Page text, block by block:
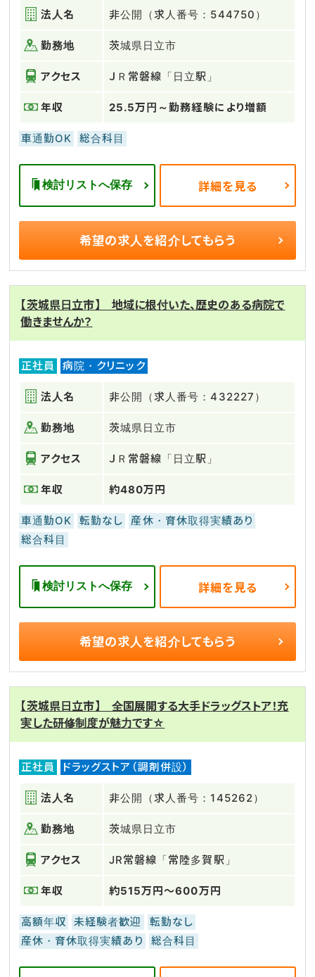
法人名 非公開（求人番号：544750）
勤務地 茨城県日立市
アクセス ＪＲ常磐線「日立駅」
年収 25.5万円～勤務経験により増額
車通勤OK 総合科目
検討リストへ保存 詳細を見る
希望の求人を紹介してもらう
【茨城県日立市】 地域に根付いた、歴史のある病院で
働きませんか？
正社員 病院・クリニック
法人名 非公開（求人番号：432227）
勤務地 茨城県日立市
アクセス ＪＲ常磐線「日立駅」
年収 約480万円
車通勤OK 転勤なし
産休・育休取得実績あり
総合科目
検討リストへ保存 詳細を見る
希望の求人を紹介してもらう
【茨城県日立市】 全国展開する大手ドラッグストア！充
実した研修制度が魅力です☆
正社員 ドラッグストア（調剤併設）
法人名 非公開（求人番号：145262）
勤務地 茨城県日立市
アクセス JR常磐線「常陸多賀駅」
年収 約515万円～600万円
高額年収 未経験者歓迎
転勤なし
産休・育休取得実績あり
総合科目